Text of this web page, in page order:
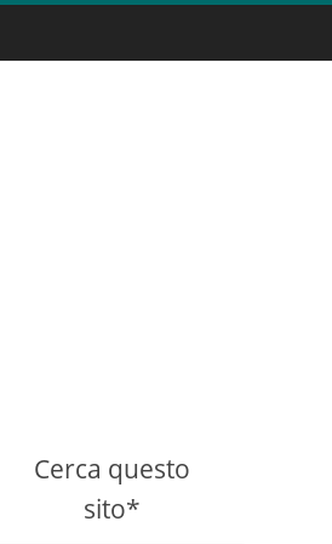
Cerca questo
sito*